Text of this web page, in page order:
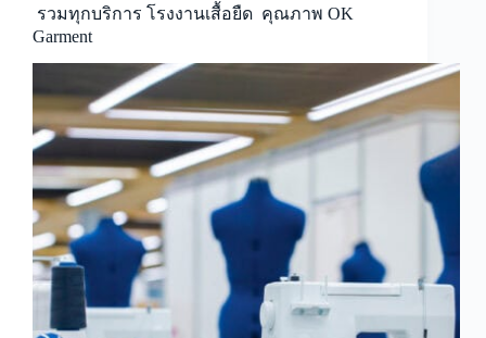
รวมทุกบริการ โรงงานเสื้อยืด คุณภาพ OK
Garment